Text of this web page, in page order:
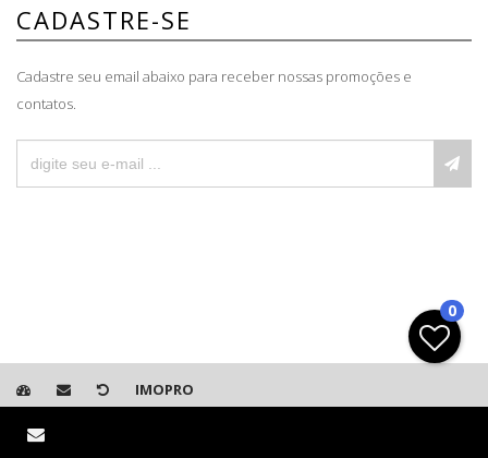
CADASTRE-SE
Cadastre seu email abaixo para receber nossas promoções e
contatos.
IMOPRO
0